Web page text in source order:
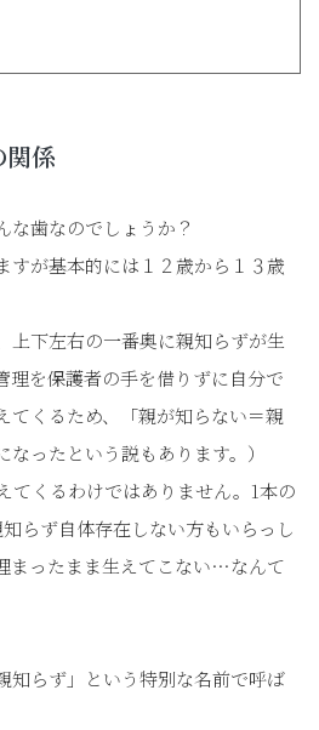
関係
な歯なのでしょうか？
すが基本的には１２歳から１３歳
上下左右の一番奥に親知らずが生
理を保護者の手を借りずに自分で
てくるため、「親が知らない＝親
ったという説もあります。）
てくるわけではありません。1本の
らず自体存在しない方もいらっし
まったまま生えてこない…なんて
知らず」という特別な名前で呼ば